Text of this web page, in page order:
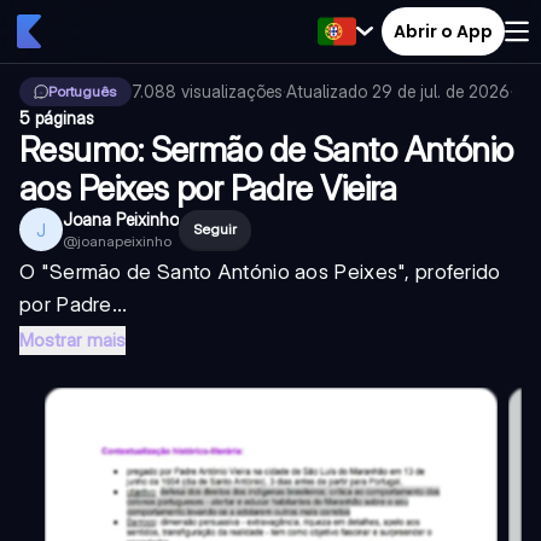
Abrir o App
Português 7.088 visualizações·Atualizado 29 de jul. de 2026·
5 páginas
Resumo: Sermão de Santo António
aos Peixes por Padre Vieira
J Joana Peixinho
@joanapeixinho
Seguir
O "Sermão de Santo António aos Peixes", proferido
por Padre...
Mostrar mais